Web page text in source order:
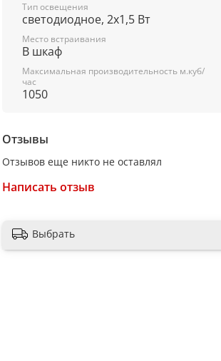
Свободный выход воздуха 1050 м3/час
Рециркуляция 650 м3/час
Уровень шума 46 дБ
Тип фильтра алюминиевый
Встроенная подсветка есть
Тип подсветки светодиодное
Корпус вытяжки
Цвет черный
Тип освещения
светодиодное, 2х1,5 Вт
Место встраивания
В шкаф
Максимальная производительность м.куб/
час
1050
Отзывы
Отзывов еще никто не оставлял
Написать отзыв
Выбрать